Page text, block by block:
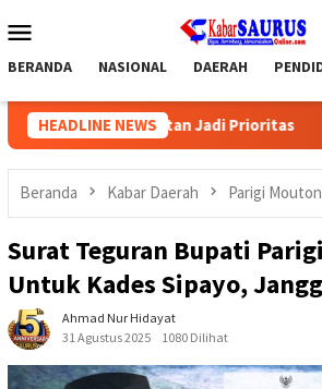
ke
Mobile
BERANDA NASIONAL DAERAH
HEADLINE NEWS
Jadi Prioritas APRI Parigi
Beranda Kabar Daerah Parigi
Surat Teguran Bupati
Untuk Kades Sipayo,
Ahmad Nur Hidayat
31 Agustus 2025
1080 Dilihat